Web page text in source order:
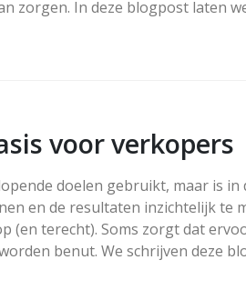
zorgen. In deze blogpost laten
voor verkopers
doelen gebruikt, maar is in
en de resultaten inzichtelijk te
(en terecht). Soms zorgt dat
benut. We schrijven deze